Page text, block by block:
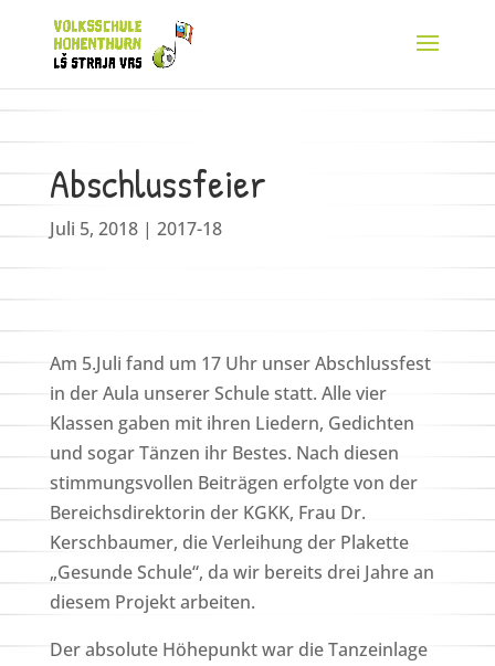
Abschlussfeier
Juli 5, 2018| 2017-18
Am 5.Juli fand um 17 Uhr unser Abschlussfest
in der Aula unserer Schule statt. Alle vier
Klassen gaben mit ihren Liedern, Gedichten
und sogar Tänzen ihr Bestes. Nach diesen
stimmungsvollen Beiträgen erfolgte von der
Bereichsdirektorin der KGKK, Frau Dr.
Kerschbaumer, die Verleihung der Plakette
„Gesunde Schule“, da wir bereits drei Jahre an
diesem Projekt arbeiten.
Der absolute Höhepunkt war die Tanzeinlage